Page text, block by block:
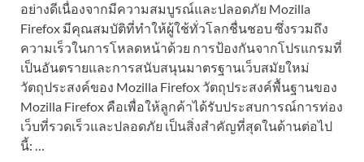
อย่างดีเนื่องจากมีความสมบูรณ์และปลอดภัย Mozilla
Firefox มีคุณสมบัติที่ทำให้ผู้ใช้ทั่วโลกชื่นชอบ ซึ่งรวมถึง
ความเร็วในการโหลดหน้าด้วย การป้องกันจากโปรแกรมที่
เป็นอันตรายและการสนับสนุนมาตรฐานเว็บสมัยใหม่
วัตถุประสงค์ของ Mozilla Firefox วัตถุประสงค์พื้นฐานของ
Mozilla Firefox คือเพื่อให้ลูกค้าได้รับประสบการณ์การท่อง
เว็บที่รวดเร็วและปลอดภัย เป็นสิ่งสำคัญที่สุดในด้านต่อไป
นี้: …